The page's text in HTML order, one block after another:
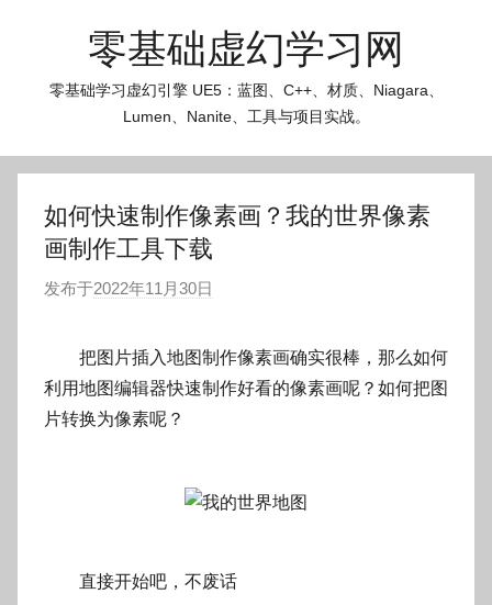
零基础虚幻学习网
零基础学习虚幻引擎 UE5：蓝图、C++、材质、Niagara、
Lumen、Nanite、工具与项目实战。
如何快速制作像素画？我的世界像素
画制作工具下载
发布于2022年11月30日
:
k
o
o
把图片插入地图制作像素画确实很棒，那么如何
利用地图编辑器快速制作好看的像素画呢？如何把图
片转换为像素呢？
直接开始吧，不废话